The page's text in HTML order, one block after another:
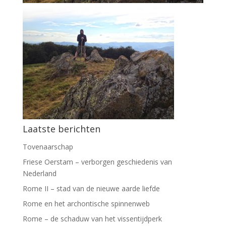
Laatste berichten
Tovenaarschap
Friese Oerstam – verborgen geschiedenis van
Nederland
Rome II – stad van de nieuwe aarde liefde
Rome en het archontische spinnenweb
Rome – de schaduw van het vissentijdperk